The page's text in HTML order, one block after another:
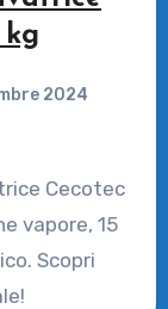
2024
Cecotec
vapore, 15
Scopri